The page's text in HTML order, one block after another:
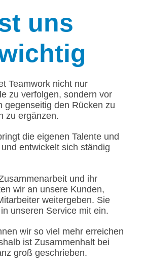
uns
Teamwork nicht nur
zu verfolgen, sondern vor
gegenseitig den Rücken zu
zu ergänzen.
die eigenen Talente und
entwickelt sich ständig
und ihr
wir an unsere Kunden,
weitergeben. Sie
unseren Service mit ein.
wir so viel mehr erreichen
ist Zusammenhalt bei
groß geschrieben.